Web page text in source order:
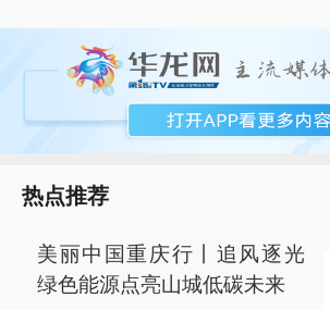
热点推荐
美丽中国重庆行丨追风逐光
绿色能源点亮山城低碳未来